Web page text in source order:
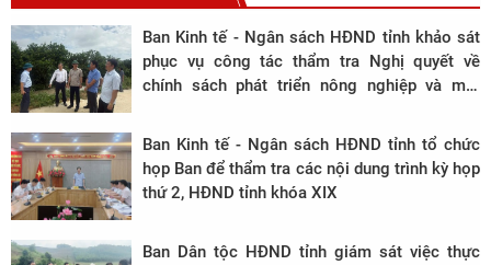
Ban Kinh tế - Ngân sách HĐND tỉnh khảo sát
phục vụ công tác thẩm tra Nghị quyết về
chính sách phát triển nông nghiệp và môi
2030 tại xã Xuân Bình.
Ban Kinh tế - Ngân sách HĐND tỉnh tổ chức
họp Ban để thẩm tra các nội dung trình kỳ họp
thứ 2, HĐND tỉnh khóa XIX
Ban Dân tộc HĐND tỉnh giám sát việc thực